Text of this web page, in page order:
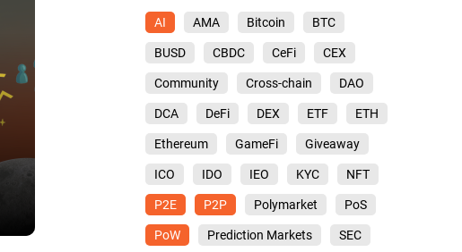
AI AMA Bitcoin BTC
BUSD CBDC CeFi CEX
Community Cross-chain DAO
DCA DeFi DEX ETF ETH
Ethereum GameFi Giveaway
ICO IDO IEO KYC NFT
P2E P2P Polymarket PoS
PoW Prediction Markets SEC